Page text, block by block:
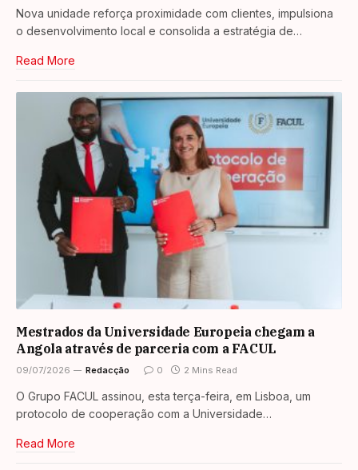
Nova unidade reforça proximidade com clientes, impulsiona
o desenvolvimento local e consolida a estratégia de…
Read More
Mestrados da Universidade Europeia chegam a
Angola através de parceria com a FACUL
09/07/2026 Redacção 0 2 Mins Read
O Grupo FACUL assinou, esta terça-feira, em Lisboa, um
protocolo de cooperação com a Universidade…
Read More